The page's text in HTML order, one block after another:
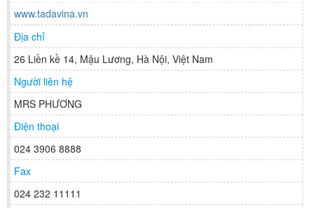
www.tadavina.vn
Địa chỉ
26 Liền kề 14, Mậu Lương, Hà Nội, Việt Nam
Người liên hệ
MRS PHƯƠNG
Điện thoại
024 3906 8888
Fax
024 232 11111